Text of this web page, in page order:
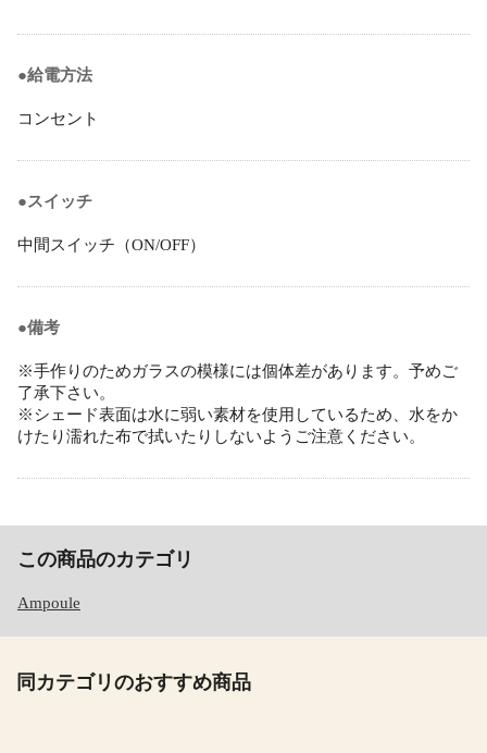
●給電方法
コンセント
●スイッチ
中間スイッチ（ON/OFF）
●備考
※手作りのためガラスの模様には個体差があります。予めご
了承下さい。
※シェード表面は水に弱い素材を使用しているため、水をか
けたり濡れた布で拭いたりしないようご注意ください。
この商品のカテゴリ
Ampoule
同カテゴリのおすすめ商品